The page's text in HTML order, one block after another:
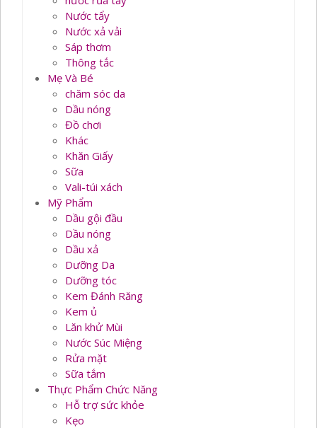
Nước tẩy
Nước xả vải
Sáp thơm
Thông tắc
Mẹ Và Bé
chăm sóc da
Dầu nóng
Đồ chơi
Khác
Khăn Giấy
Sữa
Vali-túi xách
Mỹ Phẩm
Dầu gội đầu
Dầu nóng
Dầu xả
Dưỡng Da
Dưỡng tóc
Kem Đánh Răng
Kem ủ
Lăn khử Mùi
Nước Súc Miệng
Rửa mặt
Sữa tắm
Thực Phẩm Chức Năng
Hỗ trợ sức khỏe
Kẹo